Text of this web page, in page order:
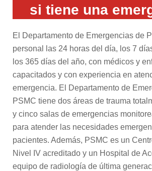
Terapia ocupacional
Ortopedia y Medicina Deportiva
Fisioterapia
Clínica de Atención Primaria
si tiene una
El Departamento de Emergencias de
personal las 24 horas del día, los 7
los 365 días del año, con médicos y
capacitados y con experiencia en
emergencia. El Departamento de
PSMC tiene dos áreas de trauma
y cinco salas de emergencias
para atender las necesidades
pacientes. Además, PSMC es un
Nivel IV acreditado y un Hospital de
equipo de radiología de última